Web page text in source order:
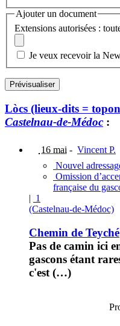
Ajouter un document
Extensions autorisées :
Je veux recevoir la
Lòcs (lieux-dits =
Castelnau-de-Médoc :
16 mai - Vincent P.
Nouvel
Omission
française du
| 1
(Castelnau-de-Médoc)
Chemin de Teyché
Pas de camin ici
gascons étant
c'est (…)